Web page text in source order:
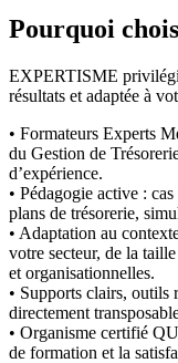
Pourquoi
EXPERTISME
résultats et adaptée à
• Formateurs Experts
du Gestion de
d’expérience.
• Pédagogie active :
plans de trésorerie,
• Adaptation au
votre secteur, de la
et organisationnelles.
• Supports clairs, outils
directement
• Organisme certifié
de formation et la